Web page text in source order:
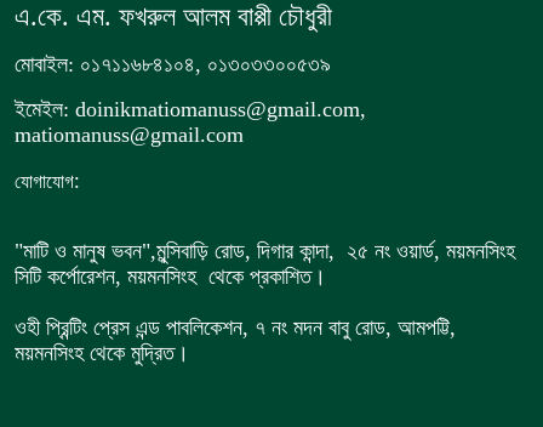
এ.কে. এম. ফখরুল আলম বাপ্পী চৌধুরী
মোবাইল: ০১৭১১৬৮৪১০৪, ০১৩০৩৩০০৫৩৯
ইমেইল: doinikmatiomanuss@gmail.com,
matiomanuss@gmail.com
যোগাযোগ:
"মাটি ও মানুষ ভবন",মুন্সিবাড়ি রোড, দিগার কান্দা, ২৫ নং ওয়ার্ড, ময়মনসিংহ
সিটি কর্পোরেশন, ময়মনসিংহ থেকে প্রকাশিত।
ওহী প্রিন্টিং প্রেস এন্ড পাবলিকেশন, ৭ নং মদন বাবু রোড, আমপট্টি,
ময়মনসিংহ থেকে মুদ্রিত।